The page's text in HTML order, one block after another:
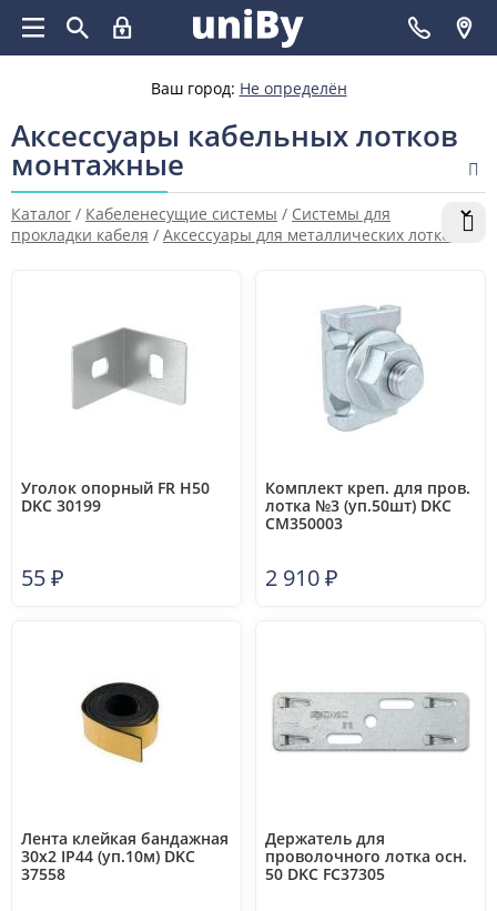
Ваш город: Не определён
Аксессуары кабельных лотков
монтажные
Каталог / Кабеленесущие системы / Системы для
прокладки кабеля / Аксессуары для металлических лотков
Уголок опорный FR H50
DKC 30199
55₽
Комплект креп. для пров.
лотка №3 (уп.50шт) DKC
CM350003
2 910₽
Лента клейкая бандажная
30х2 IP44 (уп.10м) DKC
37558
Держатель для
проволочного лотка осн.
50 DKC FC37305